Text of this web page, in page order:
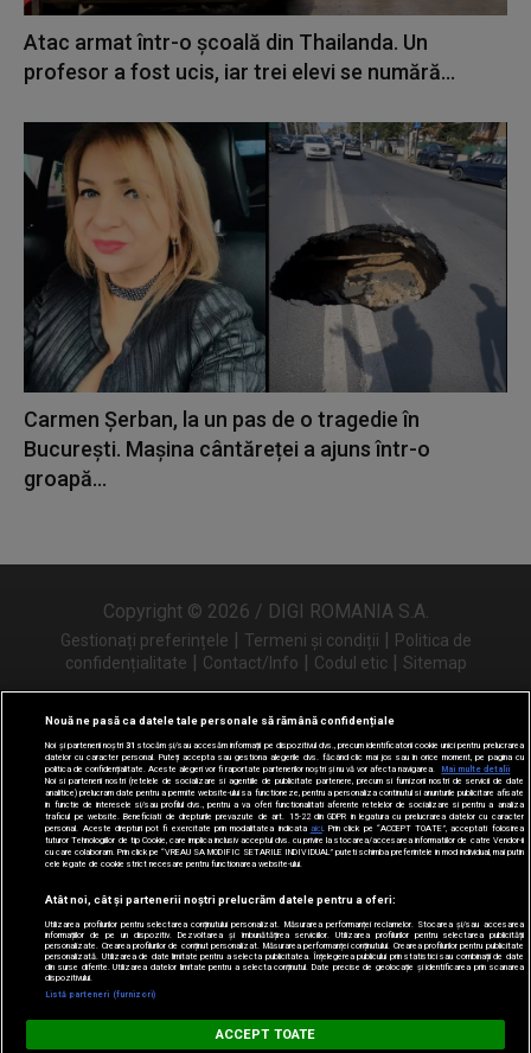
Digi FM
digifm.ro DESCARCĂ
Atac armat într-o școală din Thailanda. Un
profesor a fost ucis, iar trei elevi se numără...
Carmen Șerban, la un pas de o tragedie în
București. Mașina cântăreței a ajuns într-o
groapă...
Copyright © 2026 / DIGI ROMANIA S.A.
Gestionați preferințele | Termeni și condiții | Politica de
confidențialitate | Contact/Info | Codul etic | Sitemap
Urmărește-ne și pe
Nouă ne pasă ca datele tale personale să rămână confidențiale
Noi și partenerii noștri31 stocăm și/sau accesăm informații pe dispozitivul dvs., precum identificatorii cookie unici pentru prelucrarea
datelor cu caracter personal. Puteți accepta sau gestiona alegerile dvs. făcând clic mai jos sau în orice moment, pe pagina cu
politica de confidențialitate. Aceste alegeri vor fi raportate partenerilor noștri și nu vă vor afecta navigarea.
Mai multe detalii
Noi si partenerii nostri (retelele de socializare si agentiile de publicitate partenere, precum si furnizorii nostri de servicii de date
analitice) prelucram date pentru a permite website-ului sa functioneze, pentru a personaliza continutul si anunturile publicitare afisate
in functie de interesele si/sau profilul dvs., pentru a va oferi functionalitati aferente retelelor de socializare si pentru a analiza
traficul pe website. Beneficiati de drepturile prevazute de art. 15-22 din GDPR in legatura cu prelucrarea datelor cu caracter
personal. Aceste drepturi pot fi exercitate prin modalitatea indicata aici. Prin click pe “ACCEPT TOATE”, acceptati folosirea
tuturor Tehnologiilor de tip Cookie, care implica inclusiv acceptul dvs. cu privire la stocarea/accesarea informatiilor de catre Vendor-ii
cu care colaboram. Prin click pe “VREAU SA MODIFIC SETARILE INDIVIDUAL” puteti schimba preferintele in mod individual, mai putin
cele legate de cookie strict necesare pentru functionarea website-ului.
Atât noi, cât și partenerii noștri prelucrăm datele pentru a oferi:
Utilizarea profilurilor pentru selectarea conținutului personalizat. Măsurarea performanței reclamelor. Stocarea și/sau accesarea
informațiilor de pe un dispozitiv. Dezvoltarea și îmbunătățirea serviciilor. Utilizarea profilurilor pentru selectarea publicității
personalizate. Crearea profilurilor de conținut personalizat. Măsurarea performanței conținutului. Crearea profilurilor pentru publicitate
personalizată. Utilizarea de date limitate pentru a selecta publicitatea. Înțelegerea publicului prin statistici sau combinații de date
din surse diferite. Utilizarea datelor limitate pentru a selecta conținutul. Date precise de geolocație și identificarea prin scanarea
dispozitivului.
Listă parteneri (furnizori)
ACCEPT TOATE